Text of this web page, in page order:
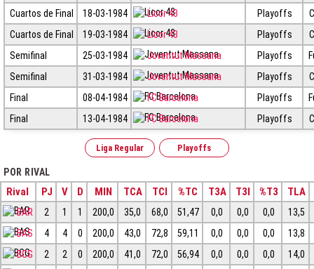
Cuartos de Final
18-03-1984 Licor 43 Playoffs
Cuartos de Final
19-03-1984 Licor 43 Playoffs
Semifinal
25-03-1984 Joventut Massana Playoffs
Semifinal
31-03-1984 Joventut Massana Playoffs
Final
08-04-1984 FC Barcelona Playoffs
Final
13-04-1984 FC Barcelona Playoffs
Liga Regular Playoffs
POR RIVAL
Rival PJ V D MIN TCA TCI %TC T3A T3I %T3 TLA
BAR 2 1 1 200,0 35,0 68,0 51,47 0,0 0,0 0,0
13,5
BAS
4 4 0 200,0 43,0 72,8 59,11 0,0 0,0 0,0
13,8
BCG
2 2 0 200,0 41,0 72,0 56,94 0,0 0,0 0,0
14,0